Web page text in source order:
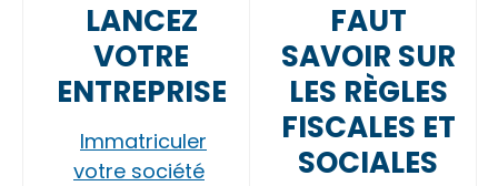
LANCEZ
VOTRE
ENTREPRISE
Immatriculer
votre société
FAUT
SAVOIR SUR
LES RÈGLES
FISCALES ET
SOCIALES